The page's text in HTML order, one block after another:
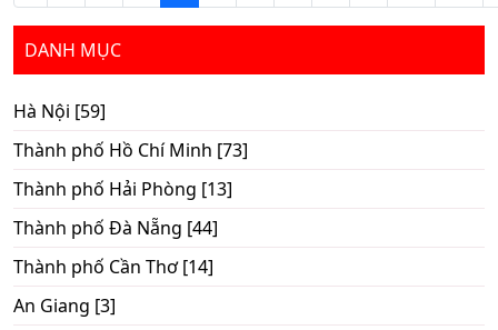
DANH MỤC
Hà Nội [59]
Thành phố Hồ Chí Minh [73]
Thành phố Hải Phòng [13]
Thành phố Đà Nẵng [44]
Thành phố Cần Thơ [14]
An Giang [3]